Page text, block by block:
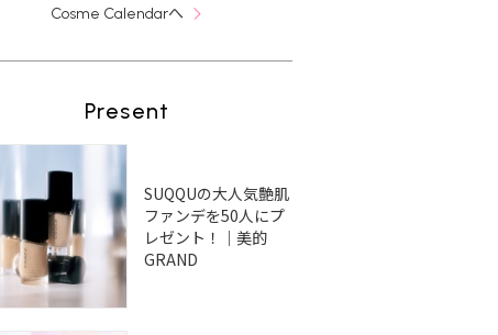
Cosme Calendarへ
Present
SUQQUの大人気艶肌
ファンデを50人にプ
レゼント！｜美的
GRAND